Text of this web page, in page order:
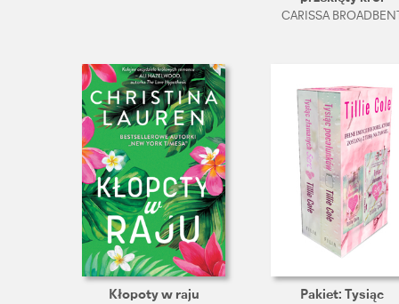
CARISSA
Kłopoty w raju
Pakiet: Tysiąc